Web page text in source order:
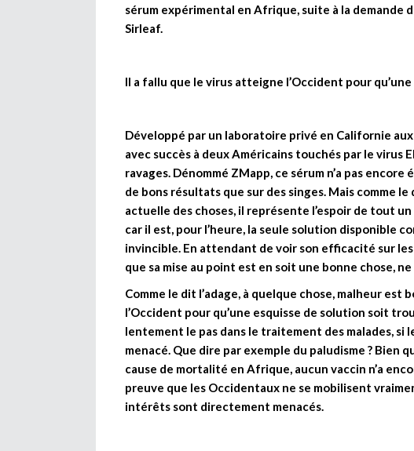
sérum expérimental en Afrique, suite à la demande
Sirleaf.
Il a fallu que le virus atteigne l’Occident pour
Développé par un laboratoire privé en Californie
avec succès à deux Américains touchés par le virus
ravages. Dénommé ZMapp, ce sérum n’a pas
de bons résultats que sur des singes. Mais comme
actuelle des choses, il représente l’espoir de tout
car il est, pour l’heure, la seule solution disponible
invincible. En attendant de voir son efficacité sur les
que sa mise au point est en soit une bonne chose,
Comme le dit l’adage, à quelque chose, malheur est
l’Occident pour qu’une esquisse de solution soit
lentement le pas dans le traitement des malades, si
menacé. Que dire par exemple du paludisme ?
cause de mortalité en Afrique, aucun vaccin n’a
preuve que les Occidentaux ne se mobilisent
intérêts sont directement menacés.